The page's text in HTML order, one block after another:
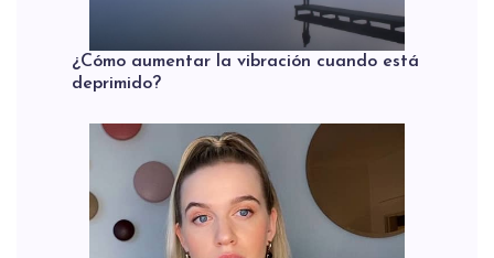
¿Cómo aumentar la vibración cuando está
deprimido?